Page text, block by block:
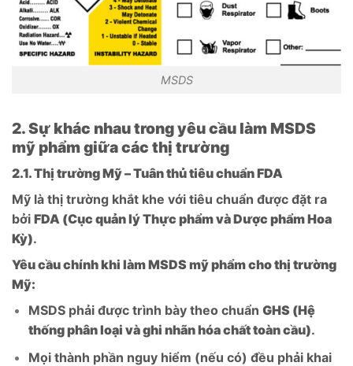
MSDS
2. Sự khác nhau trong yêu cầu làm MSDS
mỹ phẩm giữa các thị trường
2.1. Thị trường Mỹ – Tuân thủ tiêu chuẩn FDA
Mỹ là thị trường khắt khe với tiêu chuẩn được đặt ra
bởi FDA (Cục quản lý Thực phẩm và Dược phẩm Hoa
Kỳ).
Yêu cầu chính khi làm MSDS mỹ phẩm cho thị trường
Mỹ:
MSDS phải được trình bày theo chuẩn GHS (Hệ
thống phân loại và ghi nhãn hóa chất toàn cầu).
Mọi thành phần nguy hiểm (nếu có) đều phải khai